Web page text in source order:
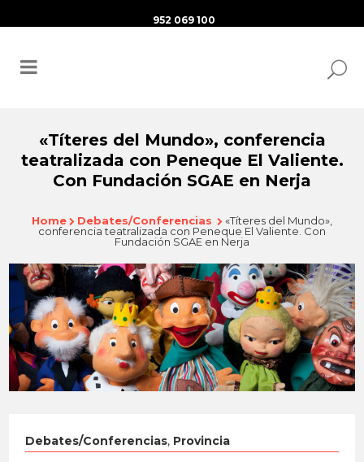
952 069 100
«Títeres del Mundo», conferencia
teatralizada con Peneque El Valiente.
Con Fundación SGAE en Nerja
Home Debates/Conferencias
«Títeres del Mundo»,
conferencia teatralizada con Peneque El Valiente. Con
Fundación SGAE en Nerja
Debates/Conferencias, Provincia